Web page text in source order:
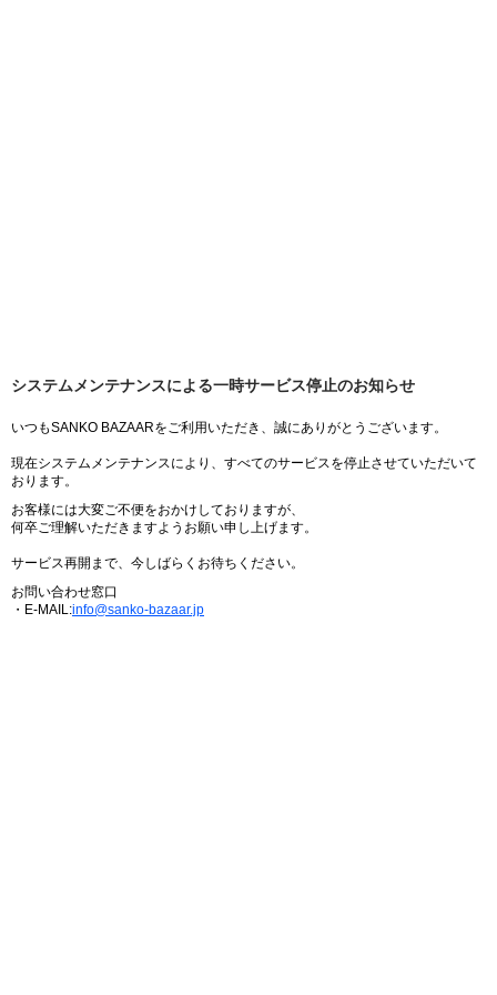
システムメンテナンスによる一時サービス停止のお知らせ
いつもSANKO BAZAARをご利用いただき、誠にありがとうございます。
現在システムメンテナンスにより、すべてのサービスを停止させていただいて
おります。
お客様には大変ご不便をおかけしておりますが、
何卒ご理解いただきますようお願い申し上げます。
サービス再開まで、今しばらくお待ちください。
お問い合わせ窓口
・E-MAIL:info@sanko-bazaar.jp